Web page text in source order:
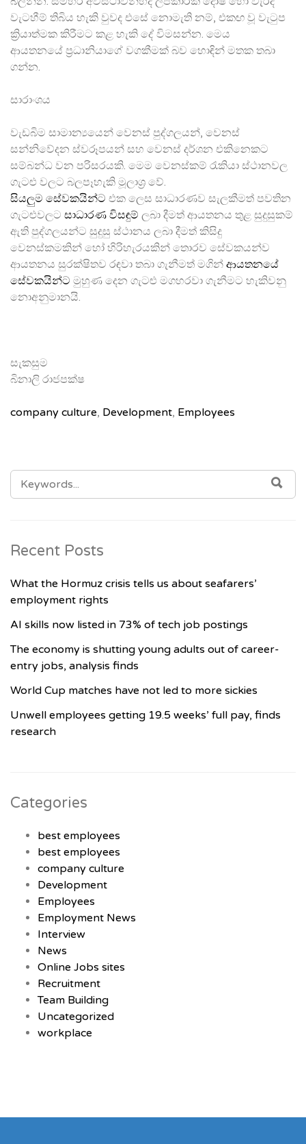
වැටහීම් තිබිය හැකි වුවද එසේ නොමැති නම්, එකඟ වූ වැටුප
ක්‍රියාත්මක කිරීමට කළ හැකි දේ විමසන්න. මෙය
ආයතනයේ ප්‍රධානියාගේ වගකීමක් බව හොඳින් මතක තබා
ගන්න.
සාරාංශය
වැඩබිම සාමාන්‍යයෙන් වෙනස් පුද්ගලයන්, වෙනස්
සන්නිවේදන ස්වරූපයන් සහ වෙනස් දර්ශන එකිනෙකට
සම්බන්ධ වන පරිසරයකි. මෙම වෙනස්කම් රැකියා ස්ථානවල
ගැටළු වලට බලපෑහැකි මූලාශ්‍ර වේ.
සියලුම සේවකයින්ට එක ලෙස සාධාරණව සැලකීමත් පවතින
ගැටළුවලට සාධාරණ විසඳුම් ලබා දීමත් ආයතනය තුළ සුදුසුකම්
ඇති පුද්ගලයන්ට සුදුසු ස්ථානය ලබා දීමත් කිසිදු
වෙනස්කමකින් හෝ හිරිහැරයකින් තොරව සේවකයන්ව
ආයතනය සුරක්ෂිතව රඳවා තබා ගැනීමත් මගින් ආයතනයේ
සේවකයින්ට මුහුණ දෙන ගැටළු මගහරවා ගැනීමට හැකිවනු
නොඅනුමානයි.
සැකසුම
බිනාලි රාජපක්ෂ
company culture, Development, Employees
SEARCH
FOR:
Recent Posts
What the Hormuz crisis tells us about seafarers’
employment rights
AI skills now listed in 73% of tech job postings
The economy is shutting young adults out of career-
entry jobs, analysis finds
World Cup matches have not led to more sickies
Unwell employees getting 19.5 weeks’ full pay, finds
research
Categories
best employees
best employees
company culture
Development
Employees
Employment News
Interview
News
Online Jobs sites
Recruitment
Team Building
Uncategorized
workplace